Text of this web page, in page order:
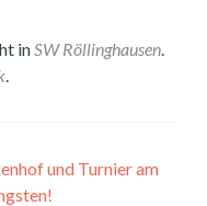
inSW Röllinghausen.
.
und Turnier am